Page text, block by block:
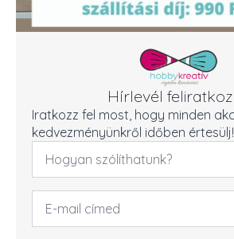
Hírlevél
Iratkozz fel most, hogy minden
kedvezményünkről időben értesülj!
Név
Email
cím